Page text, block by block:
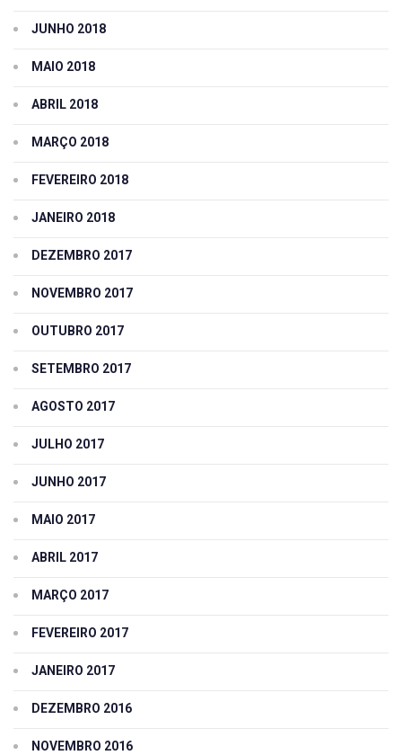
JUNHO 2018
MAIO 2018
ABRIL 2018
MARÇO 2018
FEVEREIRO 2018
JANEIRO 2018
DEZEMBRO 2017
NOVEMBRO 2017
OUTUBRO 2017
SETEMBRO 2017
AGOSTO 2017
JULHO 2017
JUNHO 2017
MAIO 2017
ABRIL 2017
MARÇO 2017
FEVEREIRO 2017
JANEIRO 2017
DEZEMBRO 2016
NOVEMBRO 2016